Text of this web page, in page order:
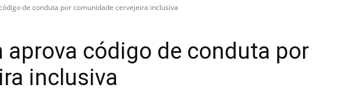
de conduta por comunidade cervejeira inclusiva
código de conduta por
inclusiva